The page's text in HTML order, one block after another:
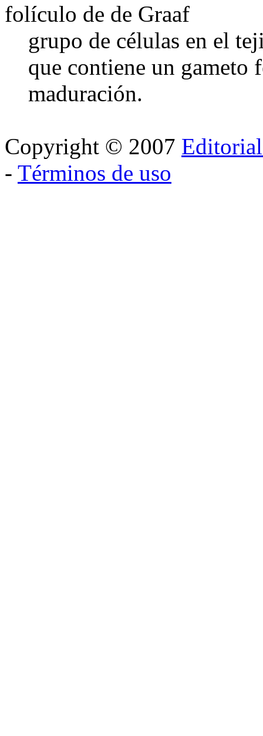
folículo de de Graaf
grupo de células en el
que contiene un gameto
maduración.
Copyright © 2007
- Términos de uso